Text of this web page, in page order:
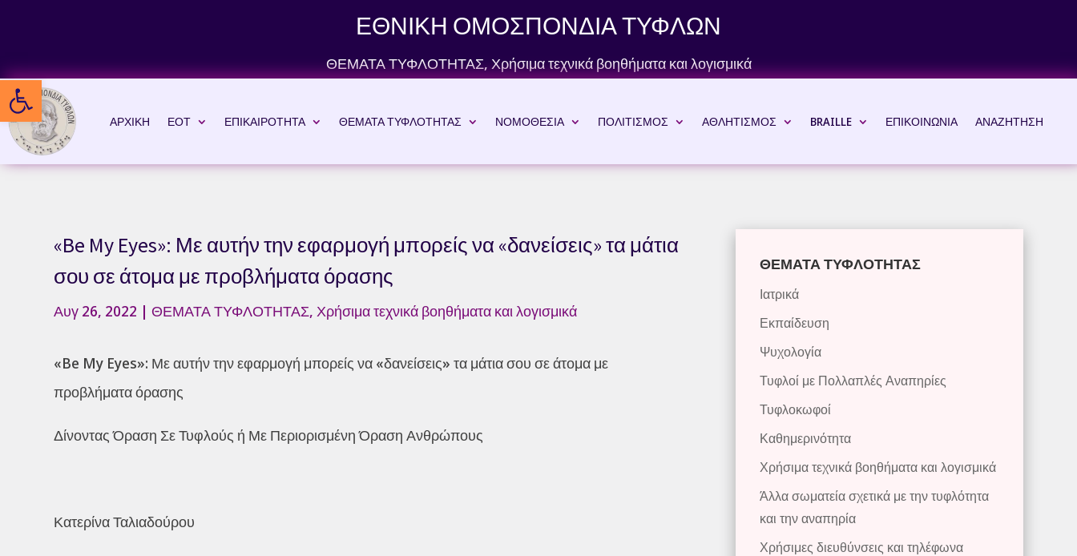
Ανοίξτε τη γραμμή εργαλείων
ΕΘΝΙΚΗ ΟΜΟΣΠΟΝΔΙΑ ΤΥΦΛΩΝ
ΘΕΜΑΤΑ ΤΥΦΛΟΤΗΤΑΣ, Χρήσιμα τεχνικά βοηθήματα και λογισμικά
ΑΡΧΙΚΗ ΕΟΤ ΕΠΙΚΑΙΡΟΤΗΤΑ ΘΕΜΑΤΑ ΤΥΦΛΟΤΗΤΑΣ ΝΟΜΟΘΕΣΙΑ ΠΟΛΙΤΙΣΜΟΣ ΑΘΛΗΤΙΣΜΟΣ BRAILLE ΕΠΙΚΟΙΝΩΝΙΑ ΑΝΑΖΗΤΗΣΗ
«Be My Eyes»: Με αυτήν την εφαρμογή μπορείς να «δανείσεις» τα μάτια
σου σε άτομα με προβλήματα όρασης
Αυγ 26, 2022 |ΘΕΜΑΤΑ ΤΥΦΛΟΤΗΤΑΣ, Χρήσιμα τεχνικά βοηθήματα και λογισμικά
«Be My Eyes»: Με αυτήν την εφαρμογή μπορείς να «δανείσεις» τα μάτια σου σε άτομα με
προβλήματα όρασης
Δίνοντας Όραση Σε Τυφλούς ή Με Περιορισμένη Όραση Ανθρώπους
Κατερίνα Ταλιαδούρου
ΘΕΜΑΤΑ ΤΥΦΛΟΤΗΤΑΣ
Ιατρικά
Εκπαίδευση
Ψυχολογία
Τυφλοί με Πολλαπλές Αναπηρίες
Τυφλοκωφοί
Καθημερινότητα
Χρήσιμα τεχνικά βοηθήματα και λογισμικά
Άλλα σωματεία σχετικά με την τυφλότητα
και την αναπηρία
Χρήσιμες διευθύνσεις και τηλέφωνα